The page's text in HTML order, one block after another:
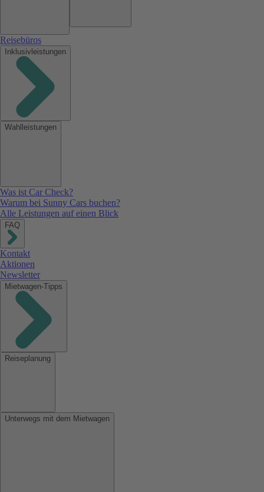
Reisebüros
Inklusivleistungen
Wahlleistungen
Was ist Car Check?
Warum bei Sunny Cars buchen?
Alle Leistungen auf einen Blick
FAQ
Kontakt
Aktionen
Newsletter
Mietwagen-Tipps
Reiseplanung
Unterwegs mit dem Mietwagen